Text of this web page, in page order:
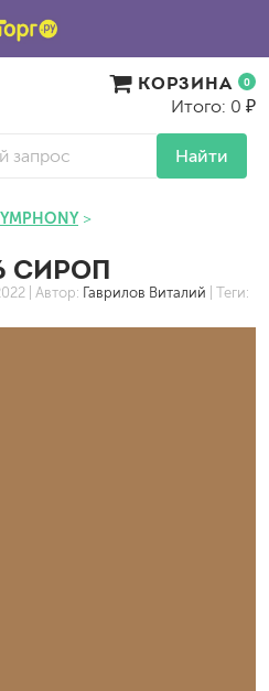
Найти
КОРЗИНА 0
Итого: 0 ₽
СИРОП
| Автор: Гаврилов Виталий | Теги: